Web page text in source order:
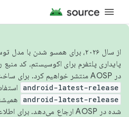
از سال ۲۰۲۶، برای همسو شدن با
پایداری پلتفرم برای اکوسیستم، کد
در AOSP منتشر خواهیم کرد. برای ساخت و مشارکت در AOSP،
android-latest-release
android-latest-release
شده در AOSP ارجاع می‌دهد. برای اطلاعات بیشتر، به